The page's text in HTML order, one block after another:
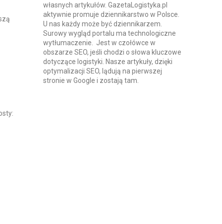
własnych artykułów. GazetaLogistyka.pl
aktywnie promuje dziennikarstwo w Polsce.
U nas każdy może być dziennikarzem.
Surowy wygląd portalu ma technologiczne
wytłumaczenie. Jest w czołówce w
obszarze SEO, jeśli chodzi o słowa kluczowe
dotyczące logistyki. Nasze artykuły, dzięki
optymalizacji SEO, lądują na pierwszej
stronie w Google i zostają tam.